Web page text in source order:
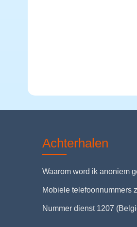
Achterhalen
Waarom word ik anoniem
Mobiele telefoonnummers
Nummer dienst 1207